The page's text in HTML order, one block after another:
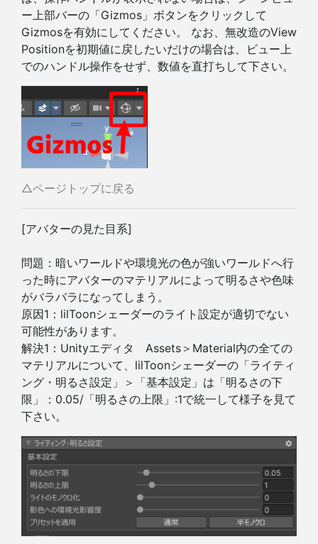
ー上部バーの「Gizmos」ボタンをクリックして
Gizmosを有効にしてください。 なお、無改造のView
Positionを初期値に戻したいだけの場合は、ビュー上
でのハンドル操作をせず、数値を直打ちして下さい。
△ページトップに戻る
[アバターの見た目系]
問題：暗いワールドや環境光の色が強いワールドへ行
った時にアバターのマテリアルによって明るさや色味
がバラバラになってしまう。
原因1：lilToonシェーダーのライト設定が適切でない
可能性があります。
解決1：Unityエディタ Assets＞Material内の全ての
マテリアルについて、lilToonシェーダーの「ライティ
ング・明るさ設定」＞「基本設定」は「明るさの下
限」：0.05/「明るさの上限」:1で統一して様子を見て
下さい。